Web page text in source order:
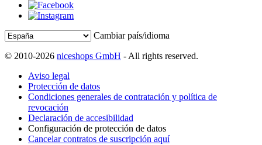
Cambiar país/idioma
© 2010-2026 niceshops GmbH - All rights reserved.
Aviso legal
Protección de datos
Condiciones generales de contratación y política de
revocación
Declaración de accesibilidad
Configuración de protección de datos
Cancelar contratos de suscripción aquí